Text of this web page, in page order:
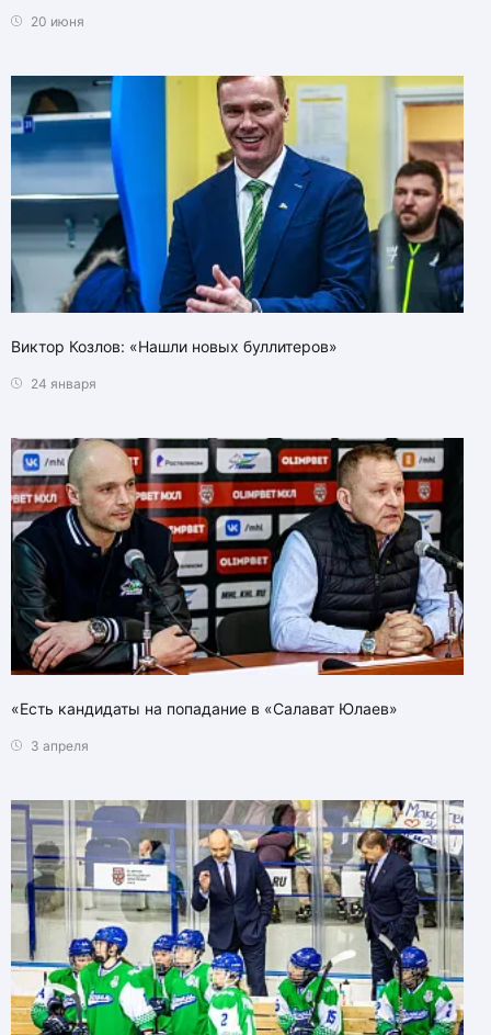
20 июня
Виктор Козлов: «Нашли новых буллитеров»
24 января
«Есть кандидаты на попадание в «Салават Юлаев»
3 апреля